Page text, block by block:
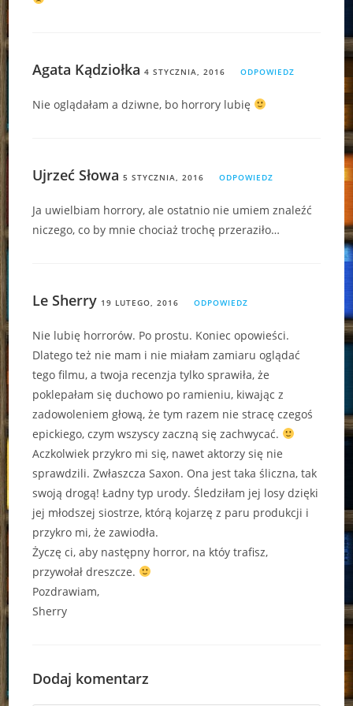
Agata Kądziołka 4 STYCZNIA, 2016 ODPOWIEDZ
Nie oglądałam a dziwne, bo horrory lubię
Ujrzeć Słowa 5 STYCZNIA, 2016 ODPOWIEDZ
Ja uwielbiam horrory, ale ostatnio nie umiem znaleźć
niczego, co by mnie chociaż trochę przeraziło…
Le Sherry 19 LUTEGO, 2016 ODPOWIEDZ
Nie lubię horrorów. Po prostu. Koniec opowieści.
Dlatego też nie mam i nie miałam zamiaru oglądać
tego filmu, a twoja recenzja tylko sprawiła, że
poklepałam się duchowo po ramieniu, kiwając z
zadowoleniem głową, że tym razem nie stracę czegoś
epickiego, czym wszyscy zaczną się zachwycać.
Aczkolwiek przykro mi się, nawet aktorzy się nie
sprawdzili. Zwłaszcza Saxon. Ona jest taka śliczna, tak
swoją drogą! Ładny typ urody. Śledziłam jej losy dzięki
jej młodszej siostrze, którą kojarzę z paru produkcji i
przykro mi, że zawiodła.
Życzę ci, aby następny horror, na któy trafisz,
przywołał dreszcze.
Pozdrawiam,
Sherry
Dodaj komentarz